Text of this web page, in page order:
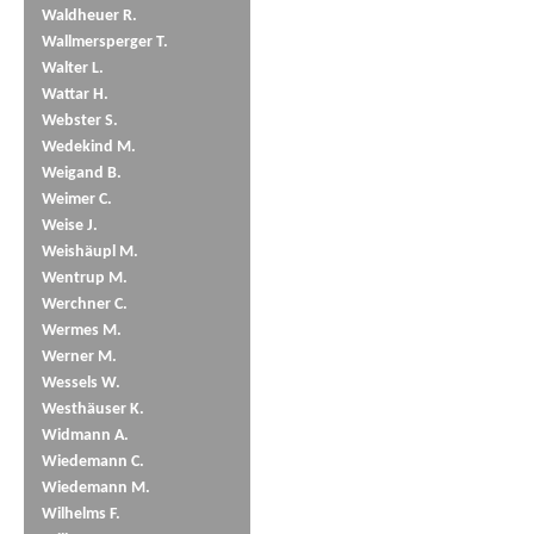
Waldheuer R.
Wallmersperger T.
Walter L.
Wattar H.
Webster S.
Wedekind M.
Weigand B.
Weimer C.
Weise J.
Weishäupl M.
Wentrup M.
Werchner C.
Wermes M.
Werner M.
Wessels W.
Westhäuser K.
Widmann A.
Wiedemann C.
Wiedemann M.
Wilhelms F.